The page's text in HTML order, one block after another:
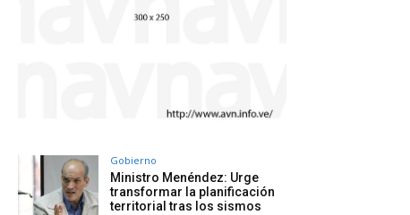
Gobierno
Ministro Menéndez: Urge
transformar la planificación
territorial tras los sismos